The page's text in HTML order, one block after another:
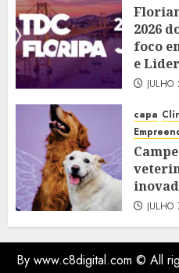
2026
foco
e
capa
By www.c8digital.com © All